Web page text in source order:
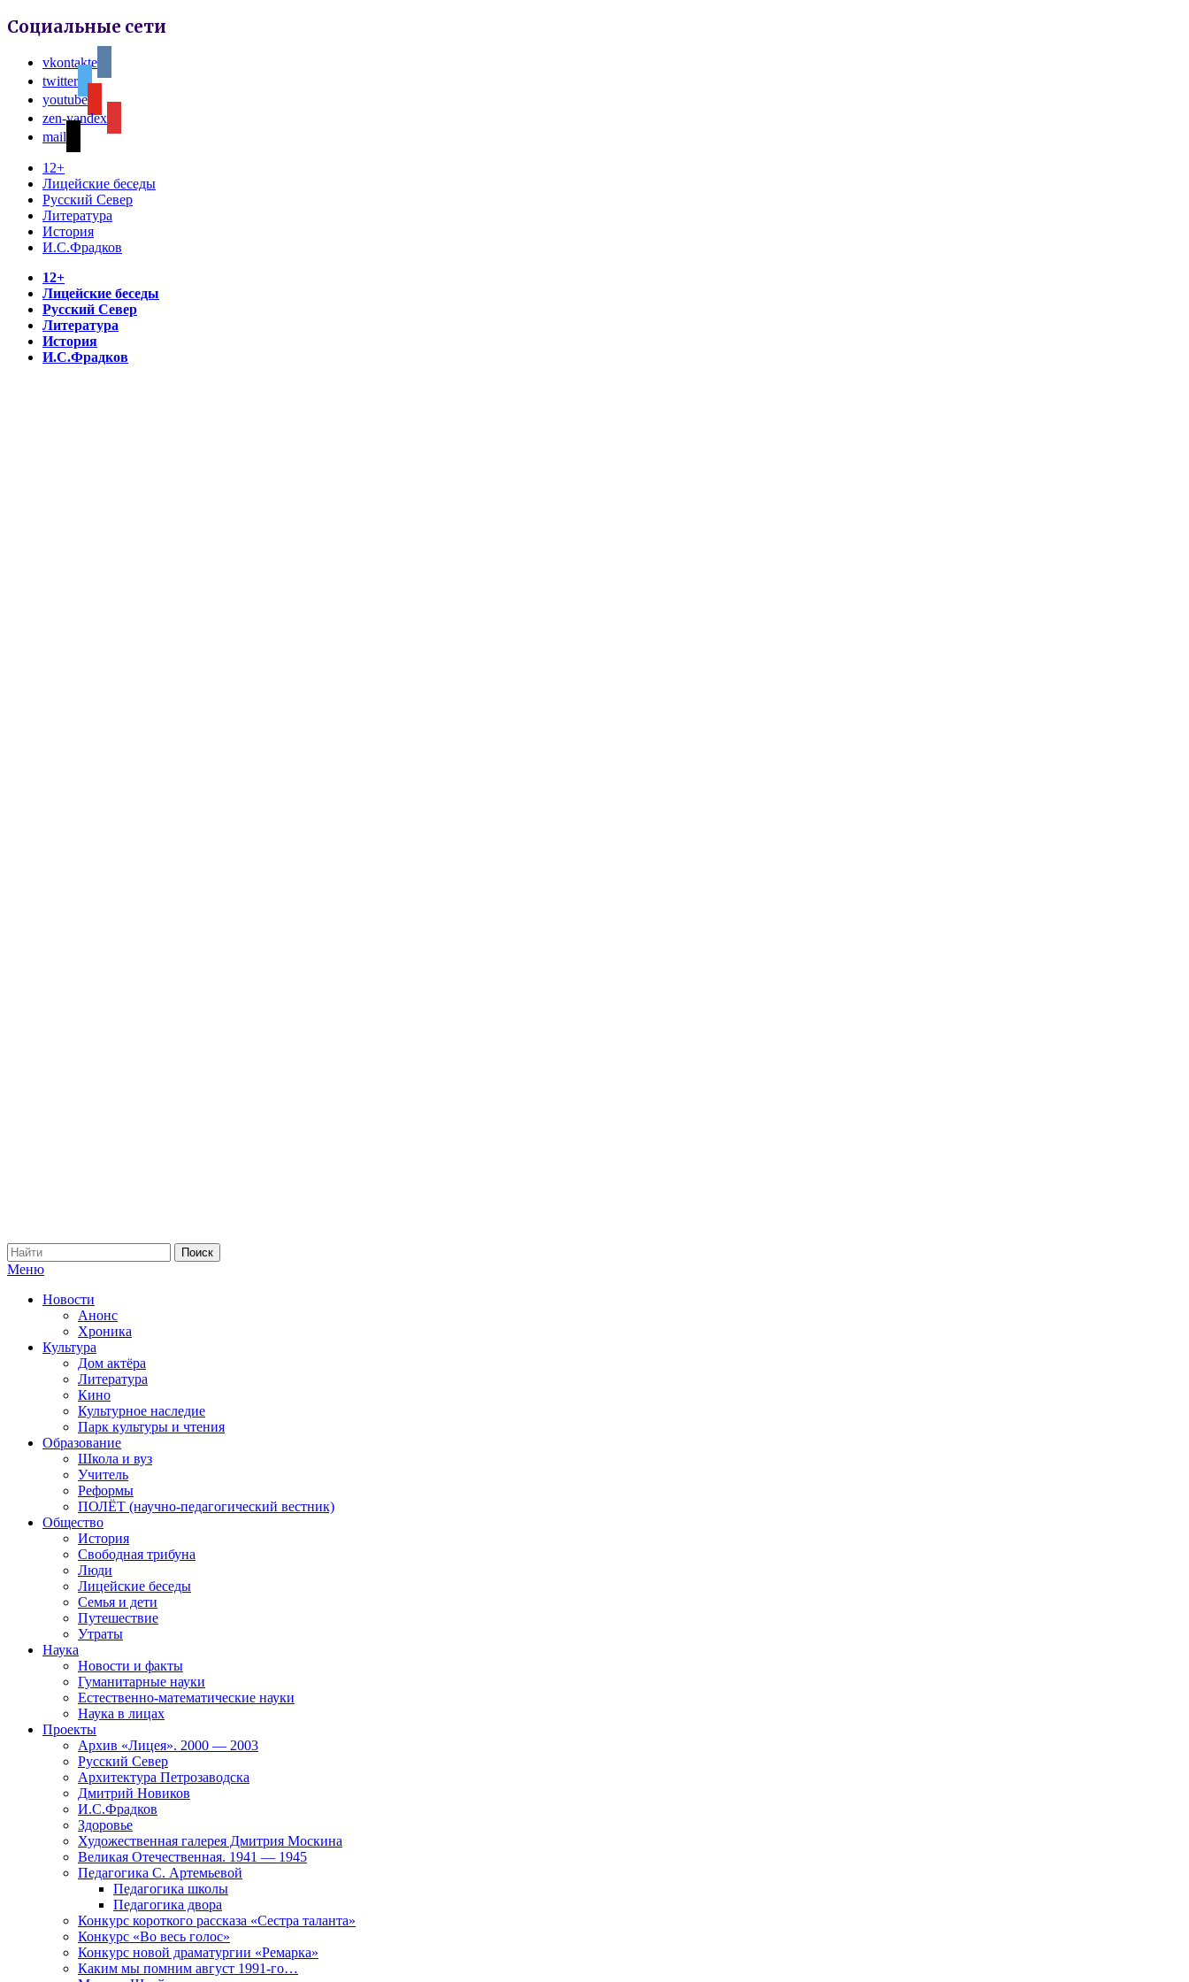
Социальные сети
vkontakte
twitter
youtube
zen-yandex
mail
12+
Лицейские беседы
Русский Север
Литература
История
И.С.Фрадков
12+
Лицейские беседы
Русский Север
Литература
История
И.С.Фрадков
Меню
Новости
Анонс
Хроника
Культура
Дом актёра
Литература
Кино
Культурное наследие
Парк культуры и чтения
Образование
Школа и вуз
Учитель
Реформы
ПОЛЁТ (научно-педагогический вестник)
Общество
История
Свободная трибуна
Люди
Лицейские беседы
Семья и дети
Путешествие
Утраты
Наука
Новости и факты
Гуманитарные науки
Естественно-математические науки
Наука в лицах
Проекты
Архив «Лицея». 2000 — 2003
Русский Север
Архитектура Петрозаводска
Дмитрий Новиков
И.С.Фрадков
Здоровье
Художественная галерея Дмитрия Москина
Великая Отечественная. 1941 — 1945
Педагогика С. Артемьевой
Педагогика школы
Педагогика двора
Конкурс короткого рассказа «Сестра таланта»
Конкурс «Во весь голос»
Конкурс новой драматургии «Ремарка»
Каким мы помним август 1991-го…